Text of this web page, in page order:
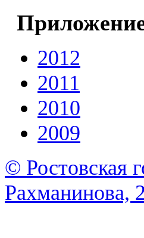
2012
2011
2010
2009
© Ростовская
Рахманинова,